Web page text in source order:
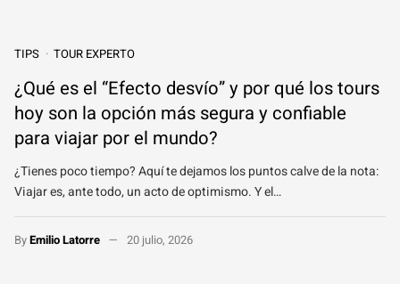
TIPS TOUR EXPERTO
¿Qué es el “Efecto desvío” y por qué los tours
hoy son la opción más segura y confiable
para viajar por el mundo?
¿Tienes poco tiempo? Aquí te dejamos los puntos calve de la nota:
Viajar es, ante todo, un acto de optimismo. Y el…
ByEmilio Latorre 20 julio, 2026